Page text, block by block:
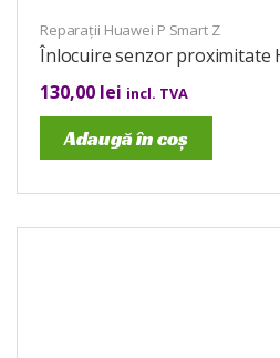
Reparații Huawei P Smart Z
Înlocuire senzor proximitate
130,00 lei incl. TVA
Adaugă în coș